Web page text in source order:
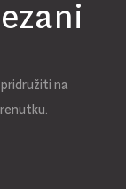
na